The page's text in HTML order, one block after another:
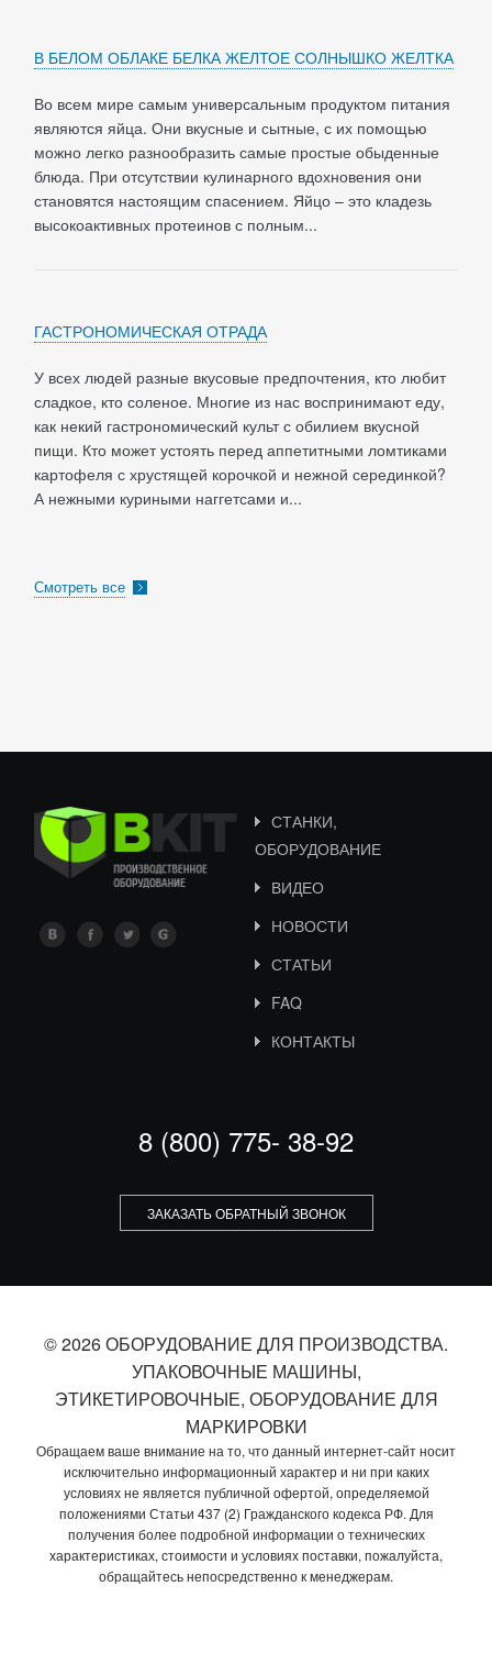
В БЕЛОМ ОБЛАКЕ БЕЛКА ЖЕЛТОЕ СОЛНЫШКО ЖЕЛТКА
Во всем мире самым универсальным продуктом питания
являются яйца. Они вкусные и сытные, с их помощью
можно легко разнообразить самые простые обыденные
блюда. При отсутствии кулинарного вдохновения они
становятся настоящим спасением. Яйцо – это кладезь
высокоактивных протеинов с полным...
ГАСТРОНОМИЧЕСКАЯ ОТРАДА
У всех людей разные вкусовые предпочтения, кто любит
сладкое, кто соленое. Многие из нас воспринимают еду,
как некий гастрономический культ с обилием вкусной
пищи. Кто может устоять перед аппетитными ломтиками
картофеля с хрустящей корочкой и нежной серединкой?
А нежными куриными наггетсами и...
Смотреть все
СТАНКИ,
ОБОРУДОВАНИЕ
ВИДЕО
НОВОСТИ
СТАТЬИ
FAQ
КОНТАКТЫ
8 (800) 775- 38-92
ЗАКАЗАТЬ ОБРАТНЫЙ ЗВОНОК
© 2026 ОБОРУДОВАНИЕ ДЛЯ ПРОИЗВОДСТВА.
УПАКОВОЧНЫЕ МАШИНЫ,
ЭТИКЕТИРОВОЧНЫЕ, ОБОРУДОВАНИЕ ДЛЯ
МАРКИРОВКИ
Обращаем ваше внимание на то, что данный интернет-сайт носит
исключительно информационный характер и ни при каких
условиях не является публичной офертой, определяемой
положениями Статьи 437 (2) Гражданского кодекса РФ. Для
получения более подробной информации о технических
характеристиках, стоимости и условиях поставки, пожалуйста,
обращайтесь непосредственно к менеджерам.